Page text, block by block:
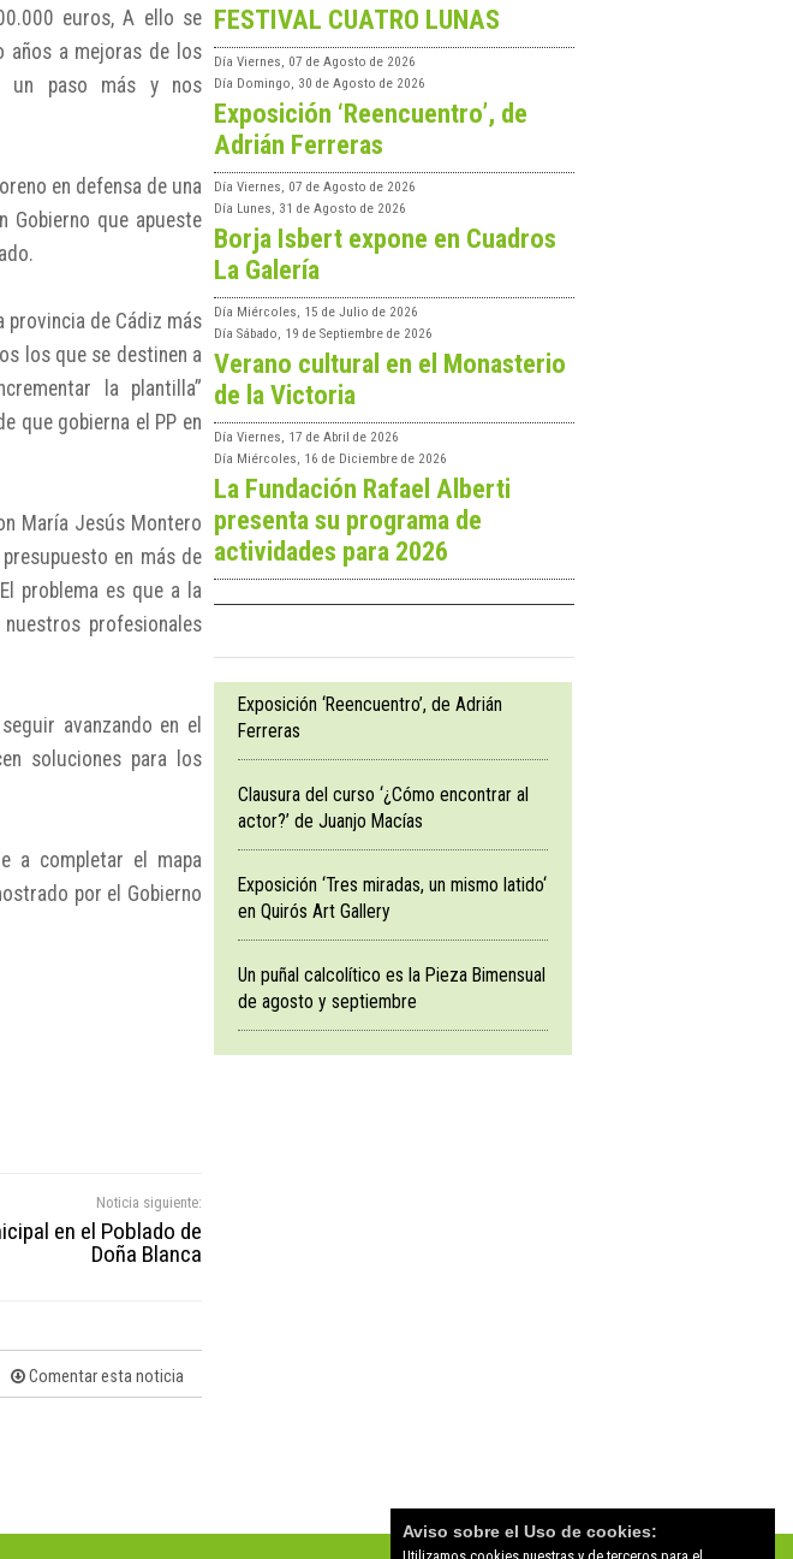
euros, A ello se
años a mejoras de los
un paso más y nos
en defensa de una
Gobierno que apueste
provincia de Cádiz más
los que se destinen a
la plantilla”
que gobierna el PP en
María Jesús Montero
en más de
problema es que a la
profesionales
avanzando en el
soluciones para los
a completar el mapa
por el Gobierno
Noticia siguiente:
en el Poblado de
Doña Blanca
Comentar esta noticia
FESTIVAL CUATRO LUNAS
Día Viernes, 07 de Agosto de 2026
Día Domingo, 30 de Agosto de 2026
Exposición ‘Reencuentro’, de
Adrián Ferreras
Día Viernes, 07 de Agosto de 2026
Día Lunes, 31 de Agosto de 2026
Borja Isbert expone en Cuadros
La Galería
Día Miércoles, 15 de Julio de 2026
Día Sábado, 19 de Septiembre de 2026
Verano cultural en el Monasterio
de la Victoria
Día Viernes, 17 de Abril de 2026
Día Miércoles, 16 de Diciembre de 2026
La Fundación Rafael Alberti
presenta su programa de
actividades para 2026
Exposición ‘Reencuentro’, de Adrián
Ferreras
Clausura del curso ‘¿Cómo encontrar al
actor?’ de Juanjo Macías
Exposición ‘Tres miradas, un mismo latido‘
en Quirós Art Gallery
Un puñal calcolítico es la Pieza Bimensual
de agosto y septiembre
Aviso sobre el Uso de cookies: